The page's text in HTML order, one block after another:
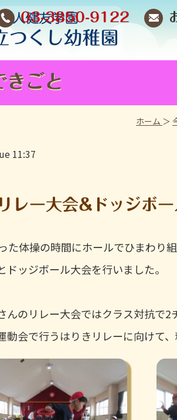
03-3850-9122
きごと
ホーム ＞
11:37
リレー大会&ドッジボ
た体操の時間にホールでひまわり
ドッジボール大会を行いました。
んのリレー大会ではクラス対抗で
動会で行うはりきリレーに向けて